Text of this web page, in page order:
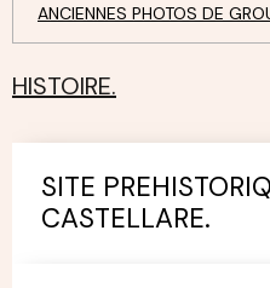
ANCIENNES PHOTOS DE
HISTOIRE.
SITE
CASTELLARE.